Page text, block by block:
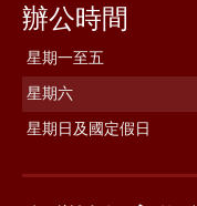
辦公時間
星期一至五
星期六
星期日及國定假日